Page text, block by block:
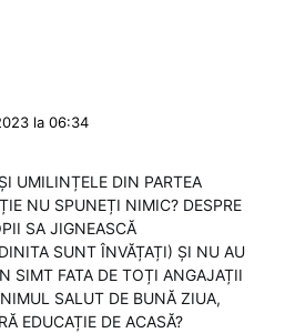
la 06:34
UMILINȚELE DIN PARTEA
NU SPUNEȚI NIMIC? DESPRE
SA JIGNEASCĂ
SUNT ÎNVĂȚAȚI) ȘI NU AU
SIMT FATA DE TOȚI ANGAJAȚII
SALUT DE BUNĂ ZIUA,
EDUCAȚIE DE ACASĂ?